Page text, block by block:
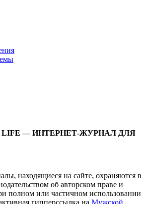
LIFE — ИНТЕРНЕТ-ЖУРНАЛ ДЛЯ
находящиеся на сайте, охраняются в
об авторском праве и
полном или частичном использовании
гипперссылка на Мужской